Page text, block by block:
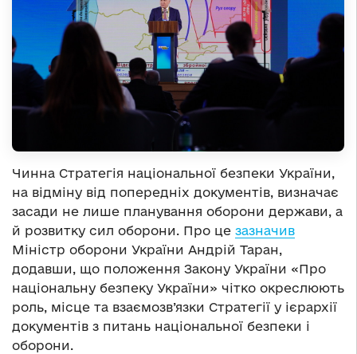
Чинна Стратегія національної безпеки України,
на відміну від попередніх документів, визначає
засади не лише планування оборони держави, а
й розвитку сил оборони. Про це зазначив
Міністр оборони України Андрій Таран,
додавши, що положення Закону України «Про
національну безпеку України» чітко окреслюють
роль, місце та взаємозв’язки Стратегії у ієрархії
документів з питань національної безпеки і
оборони.